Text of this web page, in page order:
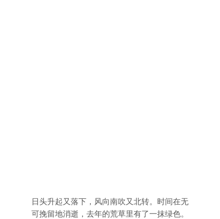
日头升起又落下，风向南吹又北转。时间在无
可挽留地消逝，去年的荒草里有了一抹绿色。